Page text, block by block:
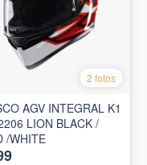
2 fotos
AGV INTEGRAL K1
LION BLACK /
/WHITE